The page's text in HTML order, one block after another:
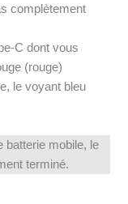
complètement
C dont vous
(rouge)
le voyant bleu
batterie mobile, le
terminé.